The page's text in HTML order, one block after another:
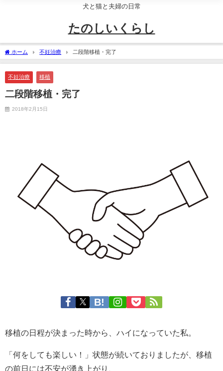
犬と猫と夫婦の日常
たのしいくらし
ホーム 不妊治療 二段階移植・完了
不妊治療 移植
二段階移植・完了
2018年2月15日
移植の日程が決まった時から、ハイになっていた私。
「何をしても楽しい！」状態が続いておりましたが、移植
の前日には不安が湧き上がり、